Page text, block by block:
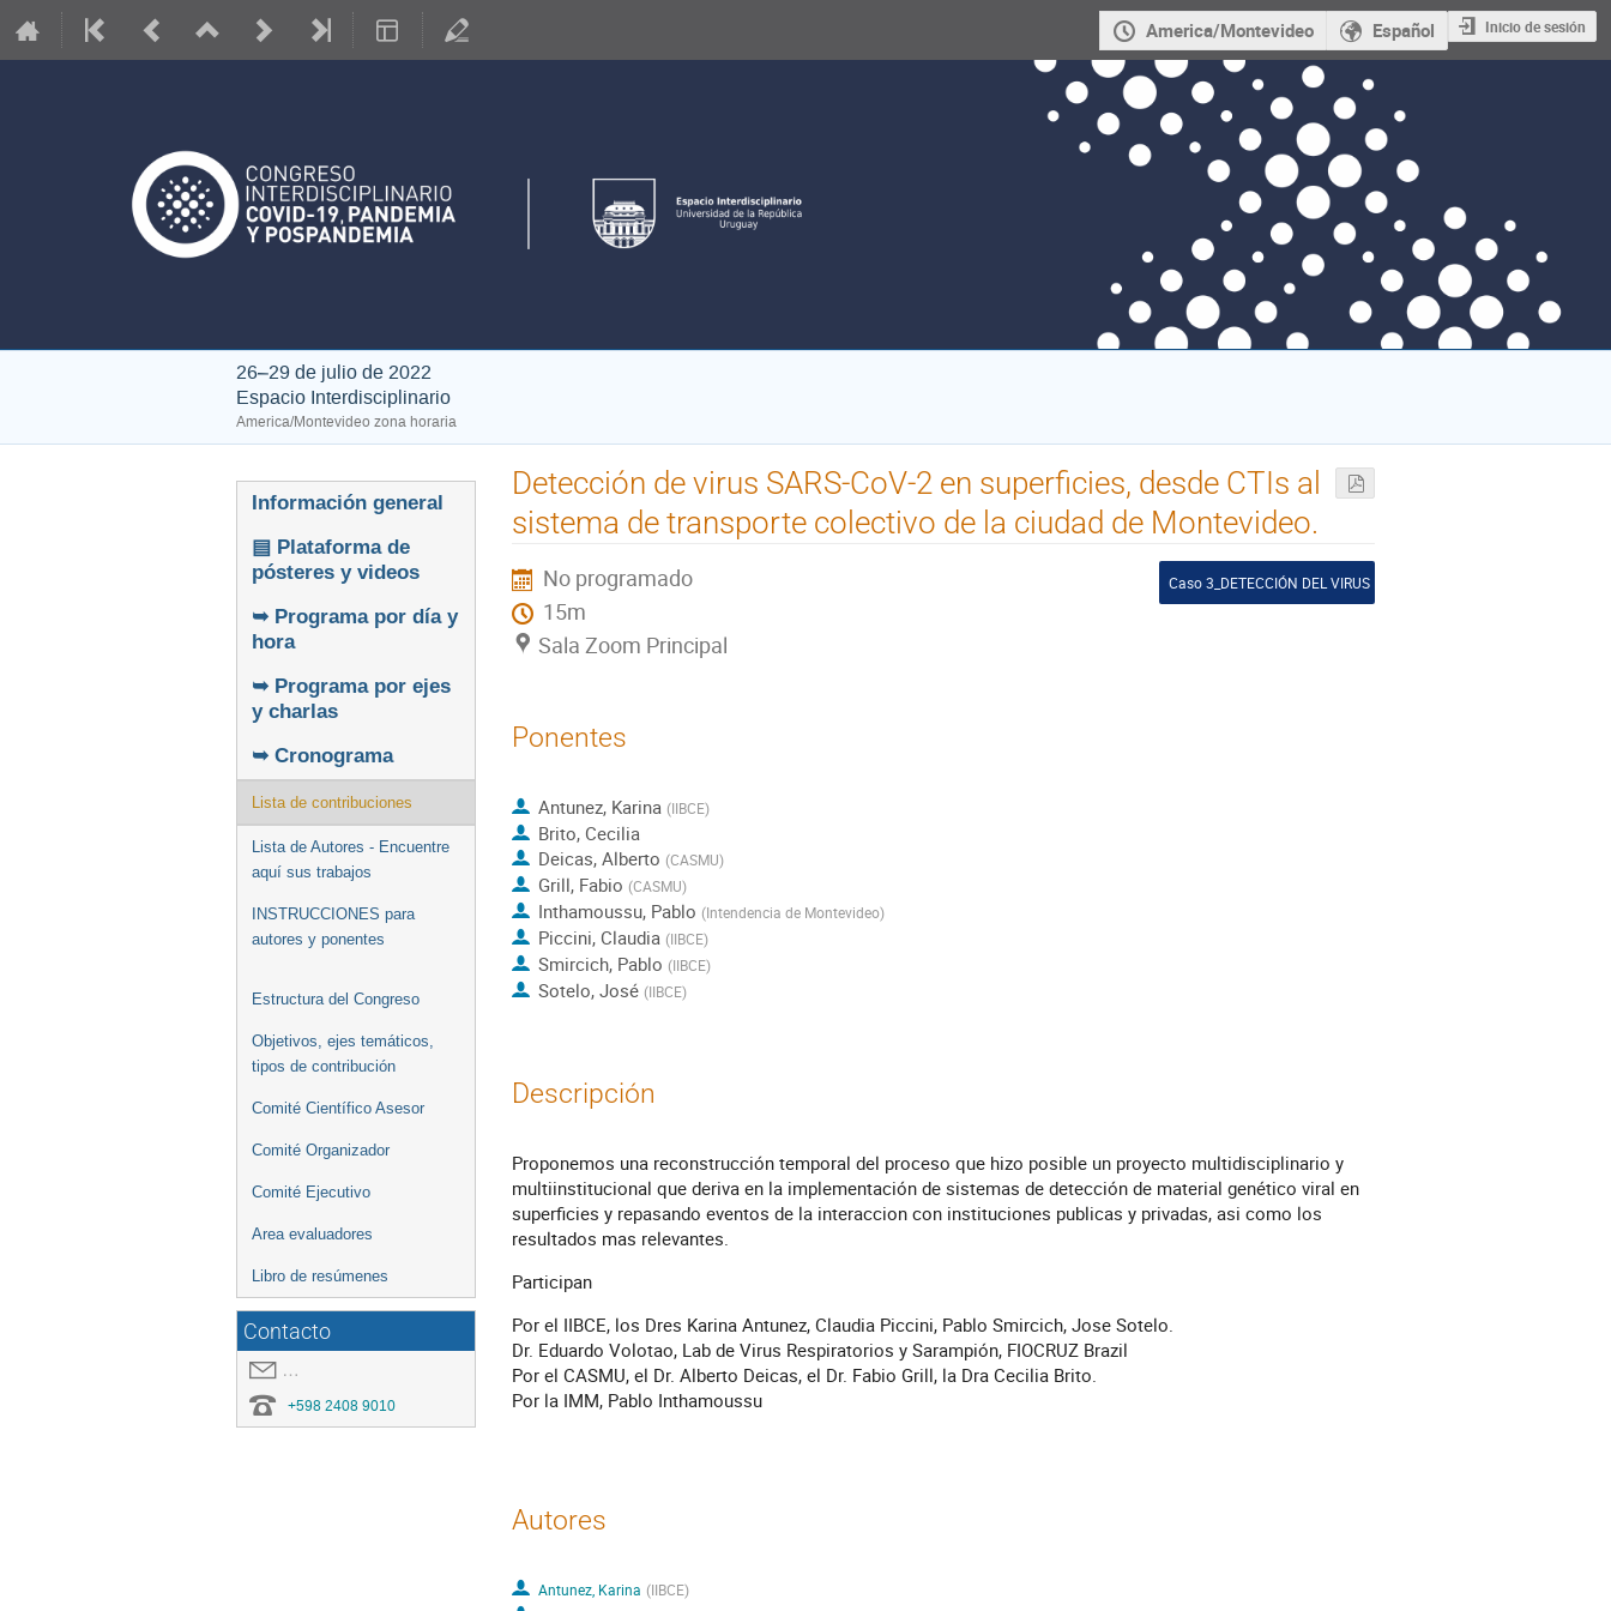
America/Montevideo Español Inicio de sesión
26–29 de julio de 2022
Espacio Interdisciplinario
America/Montevideo zona horaria
Event
menu
Información general
▤ Plataforma de
pósteres y videos
➥ Programa por día y
hora
➥ Programa por ejes
y charlas
➥ Cronograma
Lista de contribuciones
Lista de Autores - Encuentre
aquí sus trabajos
INSTRUCCIONES para
autores y ponentes
Estructura del Congreso
Objetivos, ejes temáticos,
tipos de contribución
Comité Científico Asesor
Comité Organizador
Comité Ejecutivo
Area evaluadores
Libro de resúmenes
Contacto
covid19.congresoei@gmail.com
+598 2408 9010
Detección de virus SARS-CoV-2 en superficies, desde CTIs al
sistema de transporte colectivo de la ciudad de Montevideo.
No programado
15m
Sala Zoom Principal
Caso 3_DETECCIÓN DEL VIRUS EN SUPERFICIES: CTI Y ÓMNIBUS.
Ponentes
Antunez, Karina (IIBCE)
Brito, Cecilia
Deicas, Alberto (CASMU)
Grill, Fabio (CASMU)
Inthamoussu, Pablo (Intendencia de Montevideo)
Piccini, Claudia (IIBCE)
Smircich, Pablo (IIBCE)
Sotelo, José (IIBCE)
Descripción
Proponemos una reconstrucción temporal del proceso que hizo posible un proyecto multidisciplinario y
multiinstitucional que deriva en la implementación de sistemas de detección de material genético viral en
superficies y repasando eventos de la interaccion con instituciones publicas y privadas, asi como los
resultados mas relevantes.
Participan
Por el IIBCE, los Dres Karina Antunez, Claudia Piccini, Pablo Smircich, Jose Sotelo.
Dr. Eduardo Volotao, Lab de Virus Respiratorios y Sarampión, FIOCRUZ Brazil
Por el CASMU, el Dr. Alberto Deicas, el Dr. Fabio Grill, la Dra Cecilia Brito.
Por la IMM, Pablo Inthamoussu
Autores
Antunez, Karina (IIBCE)